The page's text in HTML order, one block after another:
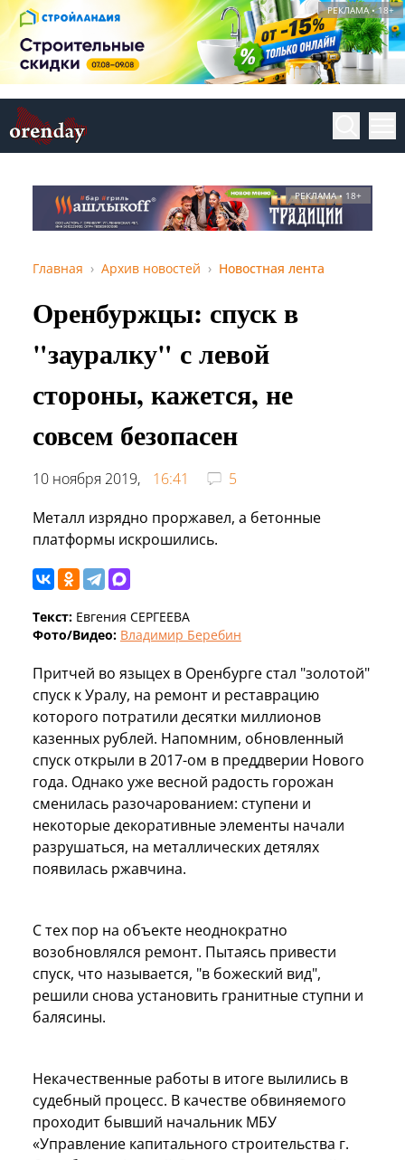
РЕКЛАМА • 18+
РЕКЛАМА • 18+
Главная Архив новостей Новостная лента
Оренбуржцы: спуск в
"зауралку" с левой
стороны, кажется, не
совсем безопасен
10 ноября 2019, 16:41
5
Металл изрядно проржавел, а бетонные
платформы искрошились.
Текст: Евгения СЕРГЕЕВА
Фото/Видео: Владимир Беребин
Притчей во языцех в Оренбурге стал "золотой"
спуск к Уралу, на ремонт и реставрацию
которого потратили десятки миллионов
казенных рублей. Напомним, обновленный
спуск открыли в 2017-ом в преддверии Нового
года. Однако уже весной радость горожан
сменилась разочарованием: ступени и
некоторые декоративные элементы начали
разрушаться, на металлических детялях
появилась ржавчина.
С тех пор на объекте неоднократно
возобновлялся ремонт. Пытаясь привести
спуск, что называется, "в божеский вид",
решили снова установить гранитные ступни и
балясины.
Некачественные работы в итоге вылились в
судебный процесс. В качестве обвиняемого
проходит бывший начальник МБУ
«Управление капитального строительства г.